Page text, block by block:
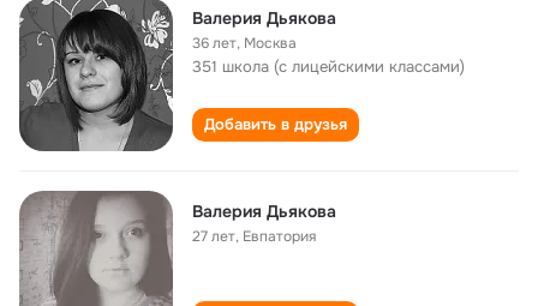
Валерия Дьякова
36 лет, Москва
351 школа (с лицейскими классами)
Добавить в друзья
Валерия Дьякова
27 лет, Евпатория